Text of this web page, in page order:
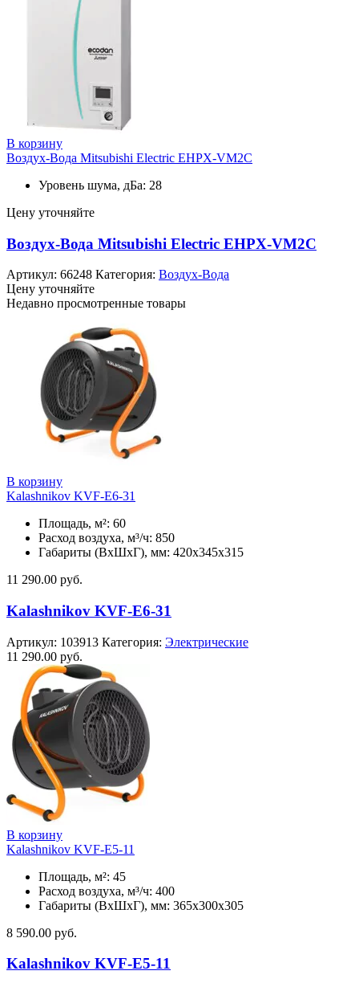
В корзину
Воздух-Вода Mitsubishi Electric EHPX-VM2C
Уровень шума, дБа: 28
Цену уточняйте
Воздух-Вода Mitsubishi Electric EHPX-VM2C
Артикул: 66248 Категория: Воздух-Вода
Цену уточняйте
Недавно просмотренные товары
В корзину
Kalashnikov KVF-E6-31
Площадь, м²: 60
Расход воздуха, м³/ч: 850
Габариты (ВхШхГ), мм: 420x345x315
11 290.00 руб.
Kalashnikov KVF-E6-31
Артикул: 103913 Категория: Электрические
11 290.00 руб.
В корзину
Kalashnikov KVF-E5-11
Площадь, м²: 45
Расход воздуха, м³/ч: 400
Габариты (ВхШхГ), мм: 365x300x305
8 590.00 руб.
Kalashnikov KVF-E5-11